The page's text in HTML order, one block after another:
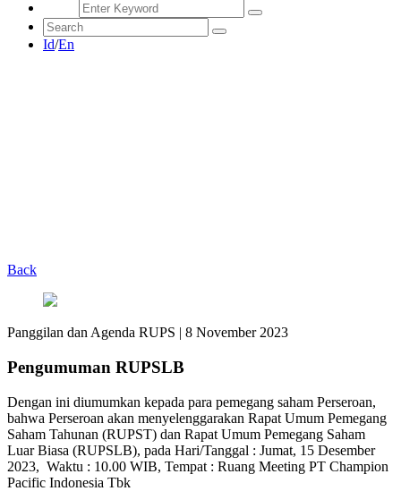
Id/En
Back
Panggilan dan Agenda RUPS | 8 November 2023
Pengumuman RUPSLB
Dengan ini diumumkan kepada para pemegang saham Perseroan,
bahwa Perseroan akan menyelenggarakan Rapat Umum Pemegang
Saham Tahunan (RUPST) dan Rapat Umum Pemegang Saham
Luar Biasa (RUPSLB), pada Hari/Tanggal : Jumat, 15 Desember
2023, Waktu : 10.00 WIB, Tempat : Ruang Meeting PT Champion
Pacific Indonesia Tbk